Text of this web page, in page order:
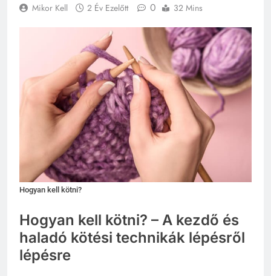
Mikor Kell 2 Év Ezelőtt 0 32 Mins
Hogyan kell kötni?
Hogyan kell kötni? – A kezdő és
haladó kötési technikák lépésről
lépésre